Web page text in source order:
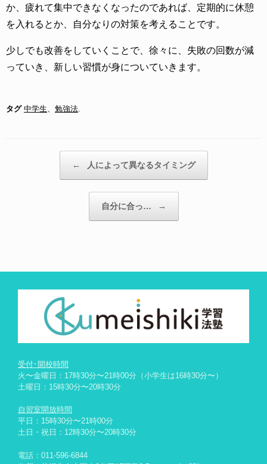
か、疲れて集中できなくなったのであれば、定期的に休憩
を入れるとか、自分なりの対策を考えることです。
少しでも改善をしていくことで、徐々に、失敗の回数が減
っていき、新しい習慣が身についていきます。
タグ 中学生 勉強法
← 人によって異なるタイミング
自分に合っ… →
受付･開校時間
火〜金曜日：17時30分〜21時00分（小学生は16時30分〜）
土曜日：15時30分〜20時30分
自習室開放時間
平日：15時30分〜21時00分
土日・祝日：12時30分〜20時30分
電話： 011-596-6844